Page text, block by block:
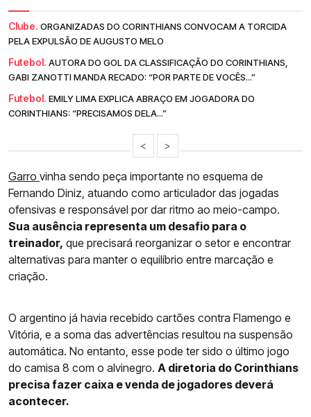
Clube. ORGANIZADAS DO CORINTHIANS CONVOCAM A TORCIDA
PELA EXPULSÃO DE AUGUSTO MELO
Futebol. AUTORA DO GOL DA CLASSIFICAÇÃO DO CORINTHIANS,
GABI ZANOTTI MANDA RECADO: “POR PARTE DE VOCÊS...”
Futebol. EMILY LIMA EXPLICA ABRAÇO EM JOGADORA DO
CORINTHIANS: “PRECISAMOS DELA...”
< >
Garro vinha sendo peça importante no esquema de
Fernando Diniz, atuando como articulador das jogadas
ofensivas e responsável por dar ritmo ao meio-campo.
Sua ausência representa um desafio para o
treinador, que precisará reorganizar o setor e encontrar
alternativas para manter o equilíbrio entre marcação e
criação.
O argentino já havia recebido cartões contra Flamengo e
Vitória, e a soma das advertências resultou na suspensão
automática. No entanto, esse pode ter sido o último jogo
do camisa 8 com o alvinegro. A diretoria do Corinthians
precisa fazer caixa e venda de jogadores deverá
acontecer.